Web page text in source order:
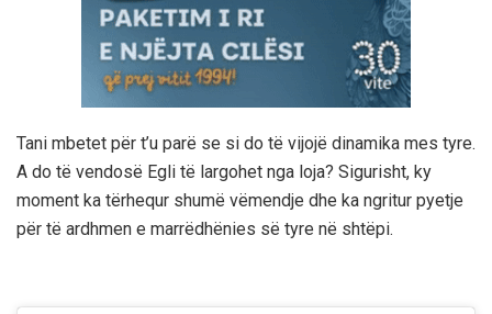
Tani mbetet për t’u parë se si do të vijojë dinamika mes tyre.
A do të vendosë Egli të largohet nga loja? Sigurisht, ky
moment ka tërhequr shumë vëmendje dhe ka ngritur pyetje
për të ardhmen e marrëdhënies së tyre në shtëpi.